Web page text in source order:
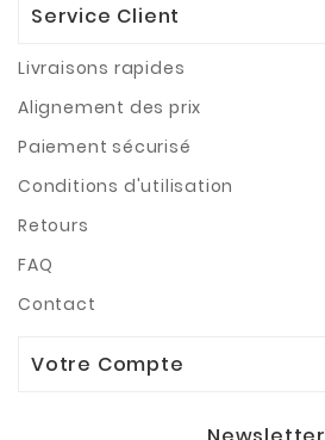
Service Client
Livraisons rapides
Alignement des prix
Paiement sécurisé
Conditions d'utilisation
Retours
FAQ
Contact
Votre Compte